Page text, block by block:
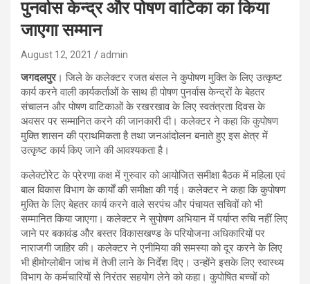
पुनर्वास केन्द्र और पोषण वाटिका का किया
जाएगा सम्मान
August 12, 2021 admin
जगदलपुर। जिले के कलेक्टर रजत बंसल ने कुपोषण मुक्ति के लिए उत्कृष्ट
कार्य करने वाली कार्यकर्ताओं के साथ ही पोषण पुनर्वास केन्द्रों के बेहतर
संचालन और पोषण वाटिकाओं के रखरखाव के लिए स्वतंत्रता दिवस के
अवसर पर सम्मानित करने की जानकारी दी। कलेक्टर ने कहा कि कुपोषण
मुक्ति शासन की प्राथमिकता है तथा जनआंदोलन बनाते हुए इस क्षेत्र में
उत्कृष्ट कार्य किए जाने की आवश्यकता है।
कलेक्टोरेट के प्रेरणा कक्ष में गुरुवार को आयोजित समीक्षा बैठक में महिला एवं
बाल विकास विभाग के कार्यों की समीक्षा की गई। कलेक्टर ने कहा कि कुपोषण
मुक्ति के लिए बेहतर कार्य करने वाले सरपंच और पंचायत सचिवों को भी
सम्मानित किया जाएगा। कलेक्टर ने सुपोषण अभियान में पर्याप्त रुचि नहीं लिए
जाने पर बकावंड और बस्तर विकासखण्ड के परियोजना अधिकारियों पर
नाराजगी जाहिर की। कलेक्टर ने एनीमिया की समस्या को दूर करने के लिए
भी हीमोग्लोबीन जांच में तेजी लाने के निर्देश दिए। उन्होंने इसके लिए स्वास्थ्य
विभाग के कर्मचारियों से निरंतर सहयोग लेने को कहा। कुपोषित बच्चों को